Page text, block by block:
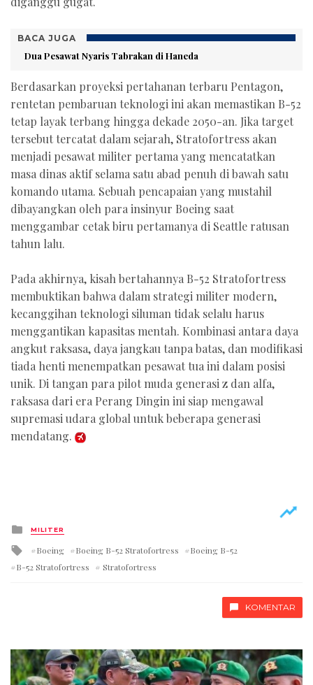
BACA JUGA
Dua Pesawat Nyaris Tabrakan di Haneda
Berdasarkan proyeksi pertahanan terbaru Pentagon,
rentetan pembaruan teknologi ini akan memastikan B-52
tetap layak terbang hingga dekade 2050-an. Jika target
tersebut tercatat dalam sejarah, Stratofortress akan
menjadi pesawat militer pertama yang mencatatkan
masa dinas aktif selama satu abad penuh di bawah satu
komando utama. Sebuah pencapaian yang mustahil
dibayangkan oleh para insinyur Boeing saat
menggambar cetak biru pertamanya di Seattle ratusan
tahun lalu.
Pada akhirnya, kisah bertahannya B-52 Stratofortress
membuktikan bahwa dalam strategi militer modern,
kecanggihan teknologi siluman tidak selalu harus
menggantikan kapasitas mentah. Kombinasi antara daya
angkut raksasa, daya jangkau tanpa batas, dan modifikasi
tiada henti menempatkan pesawat tua ini dalam posisi
unik. Di tangan para pilot muda generasi z dan alfa,
raksasa dari era Perang Dingin ini siap mengawal
supremasi udara global untuk beberapa generasi
mendatang.
Posted
in
MILITER
Tagged
Boeing Boeing B-52 Stratofortress
Boeing B-52
B-52 Stratofortress
Stratofortress
KOMENTAR